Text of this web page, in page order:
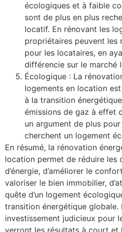
écologiques et à faible
sont de plus en plus
locatif. En rénovant les
propriétaires peuvent
pour les locataires, en
différencie sur le marché
Écologique : La
logements en location
à la transition
émissions de gaz à effet
un argument de plus
cherchent un logement
En résumé, la rénovation
location permet de réduire les
d’énergie, d’améliorer le
valoriser le bien immobilier,
quête d’un logement
transition énergétique globale.
investissement judicieux pour